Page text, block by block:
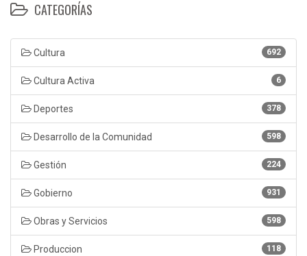
CATEGORÍAS
692
Cultura
6
Cultura Activa
378
Deportes
598
Desarrollo de la Comunidad
224
Gestión
931
Gobierno
598
Obras y Servicios
118
Produccion